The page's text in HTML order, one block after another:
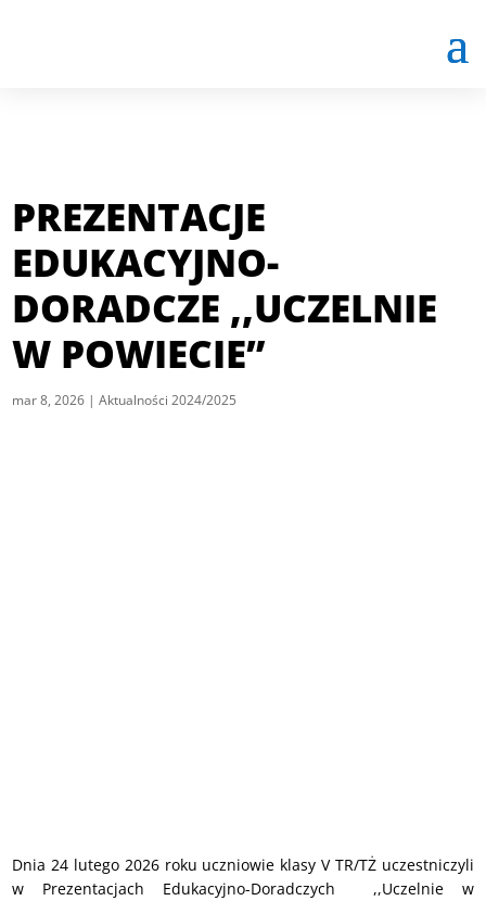
PREZENTACJE
EDUKACYJNO-
DORADCZE ,,UCZELNIE
W POWIECIE”
mar 8, 2026 |Aktualności 2024/2025
Dnia 24 lutego 2026 roku uczniowie klasy V TR/TŻ uczestniczyli
w Prezentacjach Edukacyjno-Doradczych ,,Uczelnie w